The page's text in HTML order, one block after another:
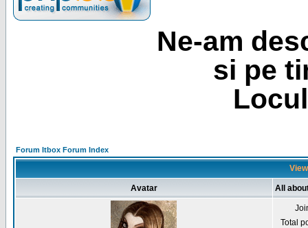
Ne-am
si pe
Forum Itbox Forum Index
Avatar All
Total